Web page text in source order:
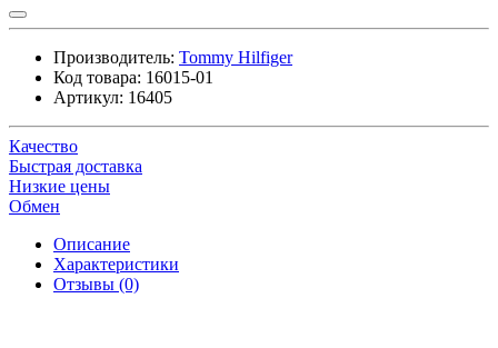
Производитель: Tommy Hilfiger
Код товара: 16015-01
Артикул: 16405
Качество
Быстрая доставка
Низкие цены
Обмен
Описание
Характеристики
Отзывы (0)